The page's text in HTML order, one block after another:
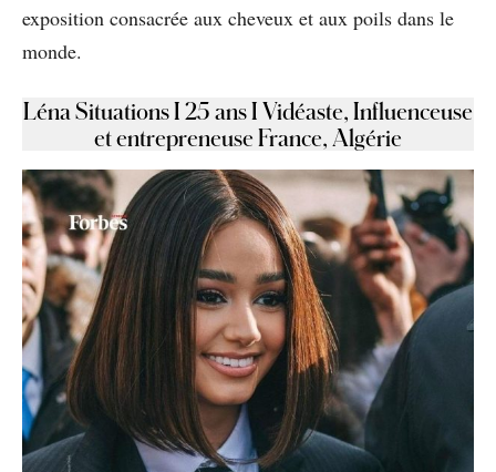
exposition consacrée aux cheveux et aux poils dans le
monde.
Léna Situations I 25 ans I Vidéaste, Influenceuse
et entrepreneuse France, Algérie